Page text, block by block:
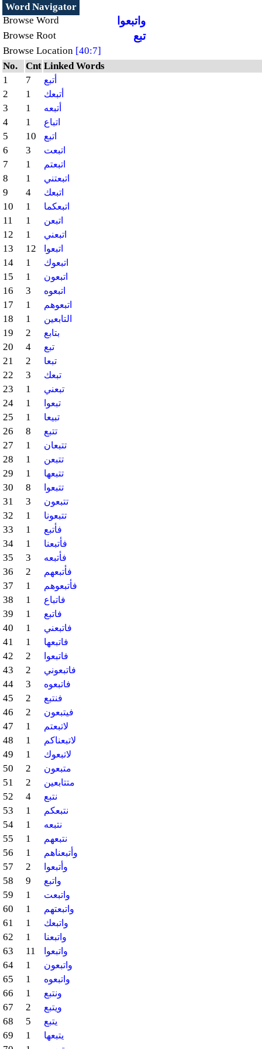
Word Navigator
Browse Word
واتبعوا
Browse Root تبع
Browse Location [40:7]
No.
Cnt Linked Words
1
7 أتبع
2 1 أتبعك
3 1 أتبعه
4 1 اتباع
5 10 اتبع
6 3 اتبعت
7 1 اتبعتم
8 1 اتبعتني
9 4 اتبعك
10 1 اتبعكما
11 1 اتبعن
12 1 اتبعني
13 12 اتبعوا
14 1 اتبعوك
15 1 اتبعون
16 3 اتبعوه
17 1 اتبعوهم
18 1 التابعين
19 2 بتابع
20 4 تبع
21 2 تبعا
22 3 تبعك
23 1 تبعني
24 1 تبعوا
25 1 تبيعا
26 8 تتبع
27 1 تتبعان
28 1 تتبعن
29 1 تتبعها
30 8 تتبعوا
31 3 تتبعون
32 1 تتبعونا
33 1 فأتبع
34 1 فأتبعنا
35 3 فأتبعه
36 2 فأتبعهم
37 1 فأتبعوهم
38 1 فاتباع
39 1 فاتبع
40 1 فاتبعني
41 1 فاتبعها
42 2 فاتبعوا
43 2 فاتبعوني
44 3 فاتبعوه
45 2 فنتبع
46 2 فيتبعون
47 1 لاتبعتم
48 1 لاتبعناكم
49 1 لاتبعوك
50 2 متبعون
51 2 متتابعين
52 4 نتبع
53 1 نتبعكم
54 1 نتبعه
55 1 نتبعهم
56 1 وأتبعناهم
57 2 وأتبعوا
58 9 واتبع
59 1 واتبعت
60 1 واتبعتهم
61 1 واتبعك
62 1 واتبعنا
63 11 واتبعوا
64 1 واتبعون
65 1 واتبعوه
66 1 ونتبع
67 2 ويتبع
68 5 يتبع
69 1 يتبعها